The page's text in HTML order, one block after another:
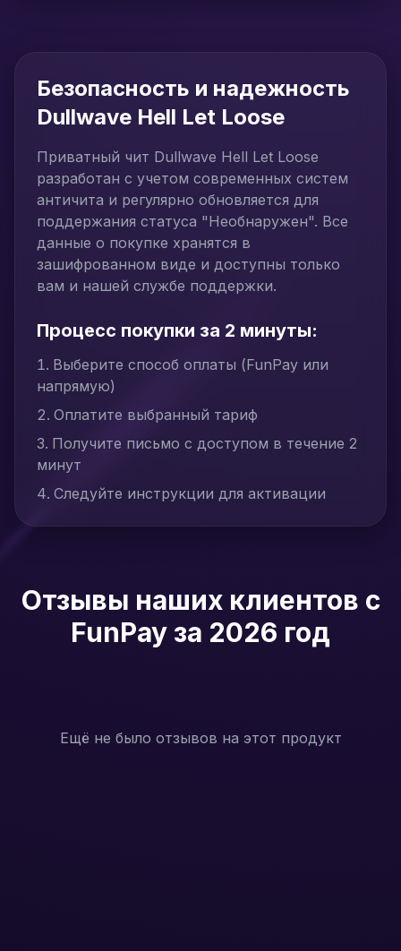
Безопасность и надежность
Dullwave Hell Let Loose
Приватный чит Dullwave Hell Let Loose
разработан с учетом современных систем
античита и регулярно обновляется для
поддержания статуса "Необнаружен". Все
данные о покупке хранятся в
зашифрованном виде и доступны только
вам и нашей службе поддержки.
Процесс покупки за 2 минуты:
Выберите способ оплаты (FunPay или
напрямую)
Оплатите выбранный тариф
Получите письмо с доступом в течение 2
минут
Следуйте инструкции для активации
Отзывы наших клиентов с
FunPay за 2026 год
Ещё не было отзывов на этот продукт